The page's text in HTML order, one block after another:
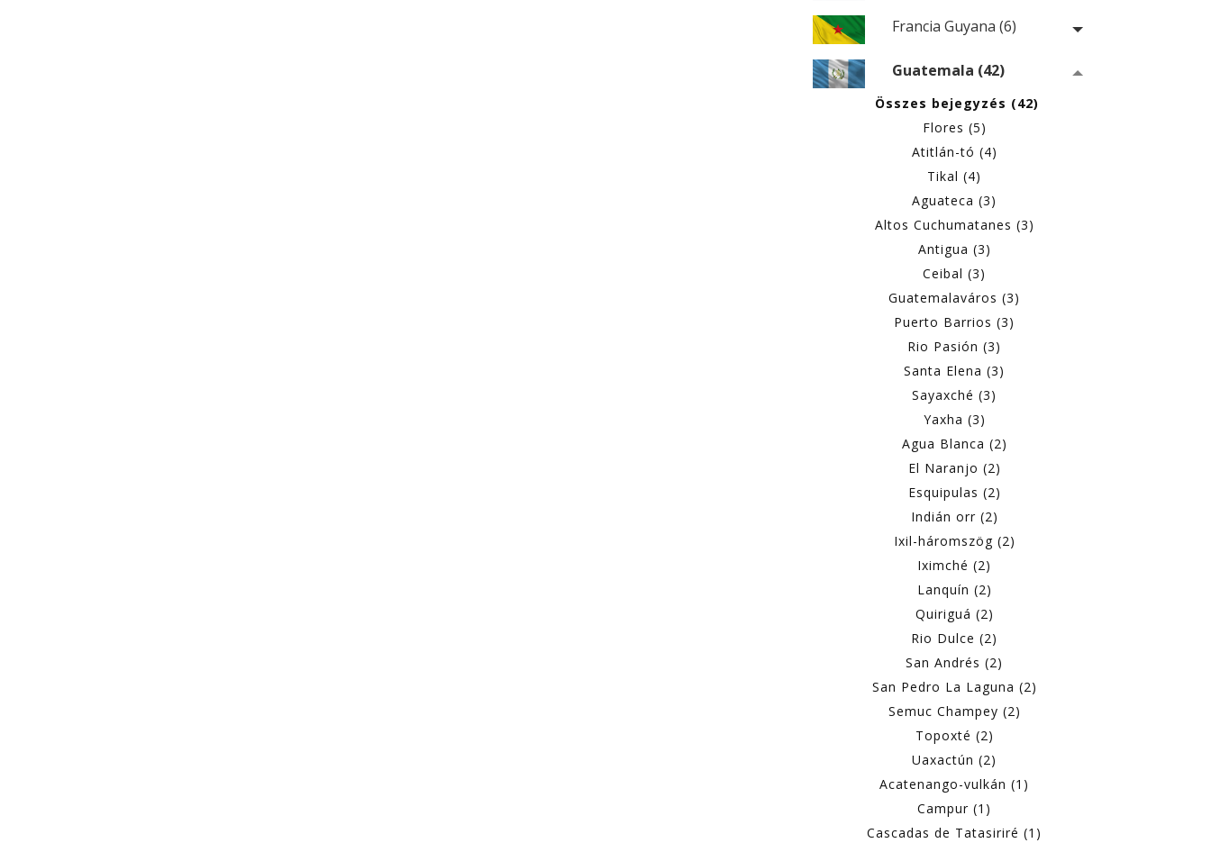
Francia Guyana (6)
Guatemala (42)
Összes bejegyzés (42)
Flores (5)
Atitlán-tó (4)
Tikal (4)
Aguateca (3)
Altos Cuchumatanes (3)
Antigua (3)
Ceibal (3)
Guatemalaváros (3)
Puerto Barrios (3)
Rio Pasión (3)
Santa Elena (3)
Sayaxché (3)
Yaxha (3)
Agua Blanca (2)
El Naranjo (2)
Esquipulas (2)
Indián orr (2)
Ixil-háromszög (2)
Iximché (2)
Lanquín (2)
Quiriguá (2)
Rio Dulce (2)
San Andrés (2)
San Pedro La Laguna (2)
Semuc Champey (2)
Topoxté (2)
Uaxactún (2)
Acatenango-vulkán (1)
Campur (1)
Cascadas de Tatasiriré (1)